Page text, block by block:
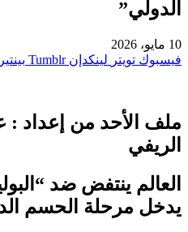
الدولي”
10 مايو، 2026
فيسبوك تويتر لينكدإن
ملف الأحد من إعداد :
الريفي
العالم ينتفض ضد
يدخل مرحلة الحسم